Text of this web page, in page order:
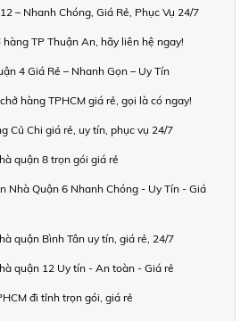
– Nhanh Chóng, Giá Rẻ, Phục Vụ 24/7
TP Thuận An, hãy liên hệ ngay!
4 Giá Rẻ – Nhanh Gọn – Uy Tín
hàng TPHCM giá rẻ, gọi là có ngay!
Củ Chi giá rẻ, uy tín, phục vụ 24/7
quận 8 trọn gói giá rẻ
Nhà Quận 6 Nhanh Chóng - Uy Tín - Giá
quận Bình Tân uy tín, giá rẻ, 24/7
quận 12 Uy tín - An toàn - Giá rẻ
đi tỉnh trọn gói, giá rẻ